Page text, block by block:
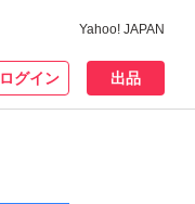
Yahoo! JAPAN
ログイン 出品